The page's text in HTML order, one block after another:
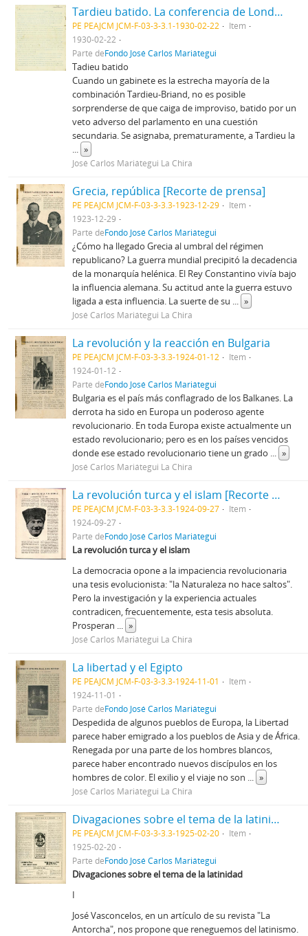
Tardieu batido. La conferencia de Londres.
PE PEAJCM JCM-F-03-3-3.1-1930-02-22
Item
1930-02-22
Parte deFondo José Carlos Mariátegui
Tadieu batido
Cuando un gabinete es la estrecha mayoría de la
combinación Tardieu-Briand, no es posible
sorprenderse de que caiga de improviso, batido por un
veto adverso del parlamento en una cuestión
secundaria. Se asignaba, prematuramente, a Tardieu la
... »
José Carlos Mariátegui La Chira
Grecia, república [Recorte de prensa]
PE PEAJCM JCM-F-03-3-3.3-1923-12-29
Item
1923-12-29
Parte deFondo José Carlos Mariátegui
¿Cómo ha llegado Grecia al umbral del régimen
republicano? La guerra mundial precipitó la decadencia
de la monarquía helénica. El Rey Constantino vivía bajo
la influencia alemana. Su actitud ante la guerra estuvo
ligada a esta influencia. La suerte de su ... »
José Carlos Mariátegui La Chira
La revolución y la reacción en Bulgaria
PE PEAJCM JCM-F-03-3-3.3-1924-01-12
Item
1924-01-12
Parte deFondo José Carlos Mariátegui
Bulgaria es el país más conflagrado de los Balkanes. La
derrota ha sido en Europa un poderoso agente
revolucionario. En toda Europa existe actualmente un
estado revolucionario; pero es en los países vencidos
donde ese estado revolucionario tiene un grado ... »
José Carlos Mariátegui La Chira
La revolución turca y el islam [Recorte de prensa]
PE PEAJCM JCM-F-03-3-3.3-1924-09-27
Item
1924-09-27
Parte deFondo José Carlos Mariátegui
La revolución turca y el islam
La democracia opone a la impaciencia revolucionaria
una tesis evolucionista: "la Naturaleza no hace saltos".
Pero la investigación y la experiencia actuales
contradicen, frecuentemente, esta tesis absoluta.
Prosperan ... »
José Carlos Mariátegui La Chira
La libertad y el Egipto
PE PEAJCM JCM-F-03-3-3.3-1924-11-01
Item
1924-11-01
Parte deFondo José Carlos Mariátegui
Despedida de algunos pueblos de Europa, la Libertad
parece haber emigrado a los pueblos de Asia y de África.
Renegada por una parte de los hombres blancos,
parece haber encontrado nuevos discípulos en los
hombres de color. El exilio y el viaje no son ... »
José Carlos Mariátegui La Chira
Divagaciones sobre el tema de la latinidad [Recorte de prensa]
PE PEAJCM JCM-F-03-3-3.3-1925-02-20
Item
1925-02-20
Parte deFondo José Carlos Mariátegui
Divagaciones sobre el tema de la latinidad
I
José Vasconcelos, en un artículo de su revista "La
Antorcha", nos propone que reneguemos del latinismo.